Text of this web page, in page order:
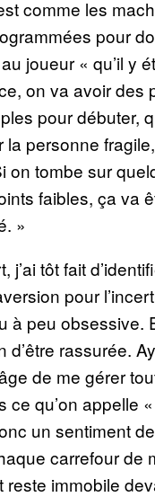
comme les
pour
joueur « qu’il y
on va avoir des
pour débuter,
la personne
on tombe sur
faibles, ça va
»
j’ai tôt fait
pour
à peu obsessive.
d’être rassurée.
de me gérer
ce qu’on appelle
un sentiment
carrefour de
reste immobile